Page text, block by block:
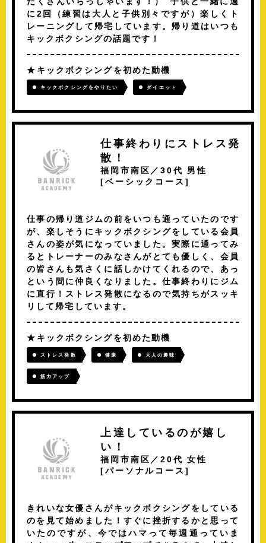
に2回（練習は大人と子供別々ですが）楽しくト
レーニングして帰宅しています。帰り道はいつも
キックボクシングの話題です！
キックボクシングを初めた動機
キックボクシングをやりたい ダイエット
仕事終わりにストレス発
散！
福岡市南区／30代 男性
[ベーシックコース ]
仕事の帰り道ジムの前をいつも通っていたのです
が、楽しそうにキックボクシングをしている会員
さんの姿が気になっていました。実際に通ってみ
るとトレーナーのみなさんがとても優しく、会員
の皆さんも気さくに話しかけてくれるので、あっ
という間に仲良くなりました。仕事終わりにジム
に直行！ストレス発散になるので気持ちがスッキ
リして帰宅しています。
キックボクシングを初めた動機
ストレス発散 健康 大人の趣味
筋力アップ
上達しているのが嬉し
い！
福岡市南区／20代 女性
[パーソナルコース ]
きれいな女優さんがキックボクシングをしている
のを見て始めました！すぐに挫折するかと思って
いたのですが、今ではハマって毎週通っていま